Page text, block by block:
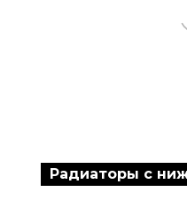
Радиаторы с